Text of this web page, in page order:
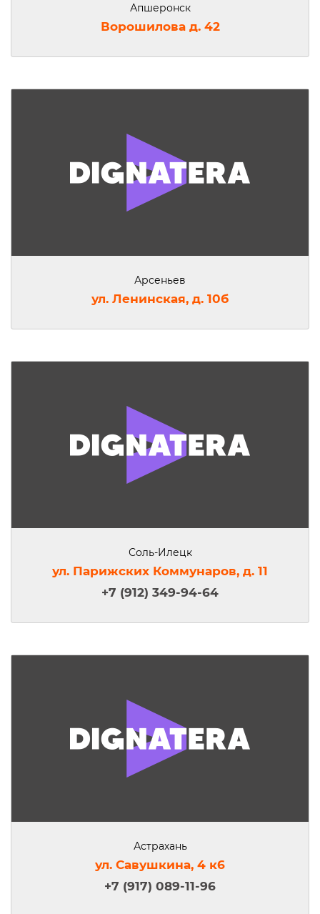
Апшеронск
Ворошилова д. 42
Арсеньев
ул. Ленинская, д. 10б
Соль-Илецк
ул. Парижских Коммунаров, д. 11
+7 (912) 349-94-64
Астрахань
ул. Савушкина, 4 к6
+7 (917) 089-11-96